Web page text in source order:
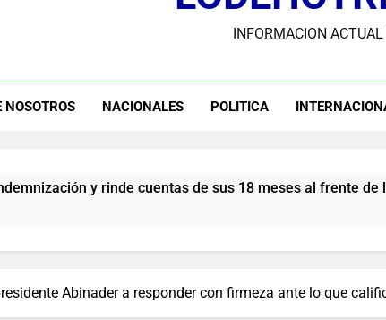
Administrador del INAVI encabeza acto
USGS confirma epicentro de
INFORMACION
NOSOTROS NACIONALES POLITICA
cuentas de sus 18 meses al frente de la institución de
Abinader a responder con firmeza ante lo que